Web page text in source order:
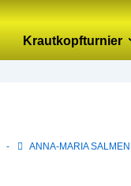
Krautkopfturnier
ANNA-MARIA SALMEN